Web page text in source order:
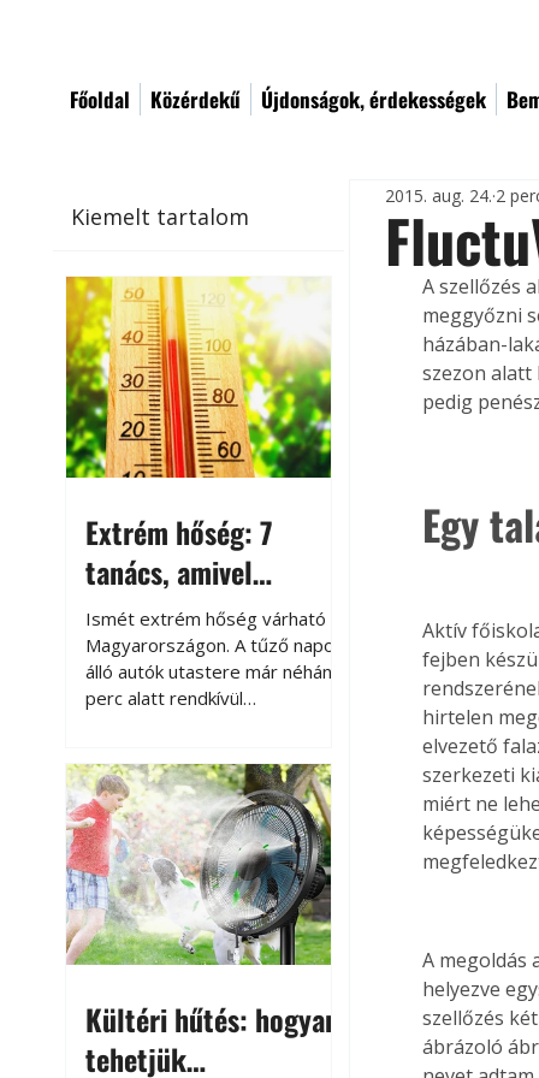
Főoldal Közérdekű Újdonságok, érdekességek
Kiemelt tartalom
Extrém hőség: 7
tanács, amivel
megóvhatjuk
autónkat a nyári
károktól
Ismét extrém hőség várható
Magyarországon. A tűző napon
álló autók utastere már néhány
perc alatt rendkívül
megközelítheti. Ez nemcsak a
beszállást teszi kellemetlenné,
hanem az autó állapotára és a
benne hagyott tárgyakra is
káros hatással lehet. Néhány
egyszerű óvintézkedéssel
azonban jelentősen
csökkenthetjük a hőség káros
Kültéri hűtés: hogyan
tehetjük
2015. aug. 24. 2
A szellőzés
meggyőzni
házában-
szezon alatt
pedig
Egy
Aktív
fejben
hirtelen
elvezető
szerkezeti
miért ne
A megoldás
helyezve
szellőzés
ábrázoló